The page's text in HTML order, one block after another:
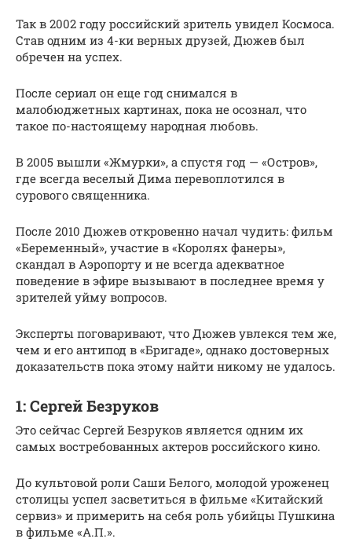
Так в 2002 году российский зритель увидел Космоса.
Став одним из 4-ки верных друзей, Дюжев был
обречен на успех.
После сериал он еще год снимался в
малобюджетных картинах, пока не осознал, что
такое по-настоящему народная любовь.
В 2005 вышли «Жмурки», а спустя год — «Остров»,
где всегда веселый Дима перевоплотился в
сурового священника.
После 2010 Дюжев откровенно начал чудить: фильм
«Беременный», участие в «Королях фанеры»,
скандал в Аэропорту и не всегда адекватное
поведение в эфире вызывают в последнее время у
зрителей уйму вопросов.
Эксперты поговаривают, что Дюжев увлекся тем же,
чем и его антипод в «Бригаде», однако достоверных
доказательств пока этому найти никому не удалось.
1: Сергей Безруков
Это сейчас Сергей Безруков является одним их
самых востребованных актеров российского кино.
До культовой роли Саши Белого, молодой уроженец
столицы успел засветиться в фильме «Китайский
сервиз» и примерить на себя роль убийцы Пушкина
в фильме «А.П.».